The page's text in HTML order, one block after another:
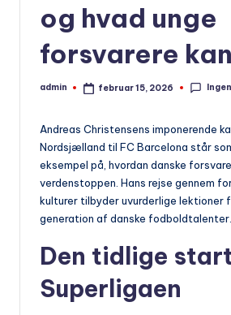
og hvad unge
forsvarere
Indsendt
admin februar 15, 2026
Andreas Christensens imponerende
Nordsjælland til FC Barcelona står
eksempel på, hvordan danske
verdenstoppen. Hans rejse gennem
kulturer tilbyder uvurderlige lektioner
generation af danske fodboldtalenter.
Den tidlige
Superligaen